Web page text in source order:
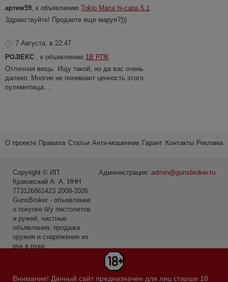
артем59, к объявлению Tokio Marui hi-capa 5.1
Здравствуйте! Продаете еще маруя?)))
7 Августа, в 22:47
POJIEKC , к объявлению 1В РПК
Отличная вещь. Ищу такой, но да вас очень
далеко. Многие не понимают ценность этого
пулеметища....
Внимание! Данный сайт предназначен для лиц старше 18
О проекте Правила Статьи Анти-мошенник Гарант Контакты Реклама
Администрация: admin@gunsbroker.ru
Copyright © ИП
Краковский А. А. ИНН
773126861423 2008-2026
GunsBroker - объявление
о покупке б/у пистолетов
и ружей, частные
объявления, продажа
оружия и снаряжения из
рук в руки.